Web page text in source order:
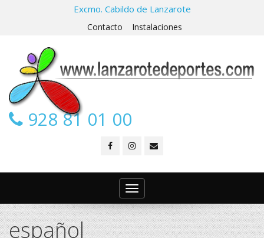
Excmo. Cabildo de Lanzarote
Contacto Instalaciones
928 81 01 00
Toggle
navigation
español